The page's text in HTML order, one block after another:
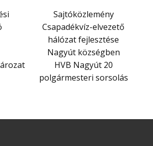
Sajtóközlemény
Csapadékvíz-elvezető
hálózat fejlesztése
Nagyút községben
HVB Nagyút 20
polgármesteri sorsolás